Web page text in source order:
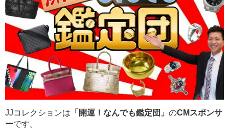
JJコレクションは 「開運！なんでも鑑定団」 のCMスポンサ
ーです。